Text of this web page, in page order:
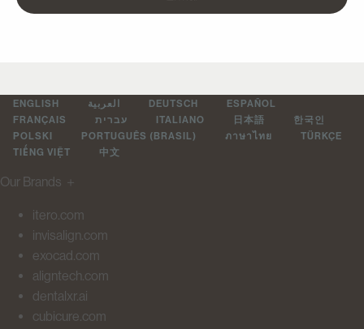
ENGLISH العربية DEUTSCH
ESPAÑOL
FRANÇAIS
עברית ITALIANO 日本語
한국인
POLSKI
PORTUGUÊS (BRASIL) ภาษาไทย
TÜRKÇE
TIẾNG VIỆT
中文
Our Brands ＋
itero.com
invisalign.com
exocad.com
aligntech.com
dentalxr.ai
cubicure.com